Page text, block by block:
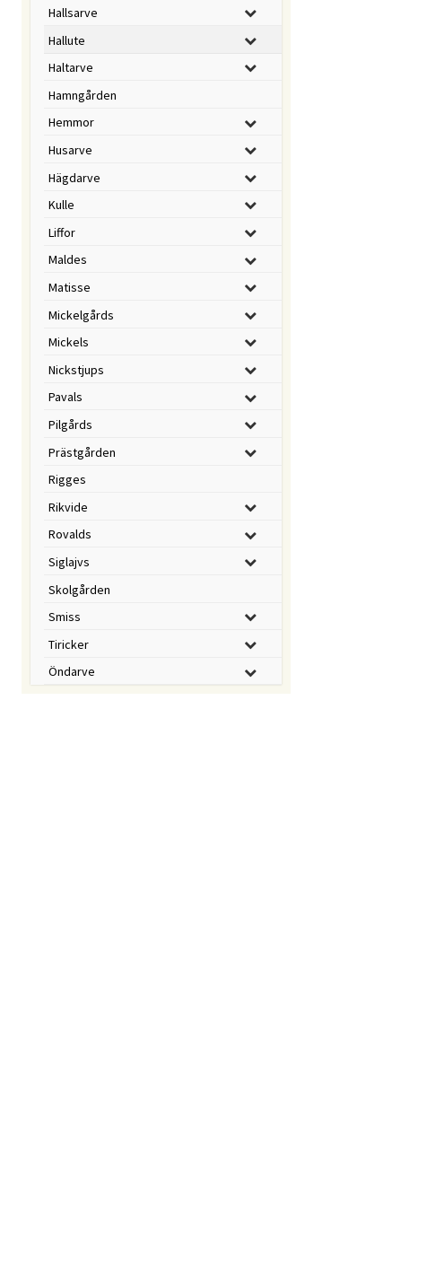
Hallsarve
Hallute
Haltarve
Hamngården
Hemmor
Husarve
Hägdarve
Kulle
Liffor
Maldes
Matisse
Mickelgårds
Mickels
Nickstjups
Pavals
Pilgårds
Prästgården
Rigges
Rikvide
Rovalds
Siglajvs
Skolgården
Smiss
Tiricker
Öndarve